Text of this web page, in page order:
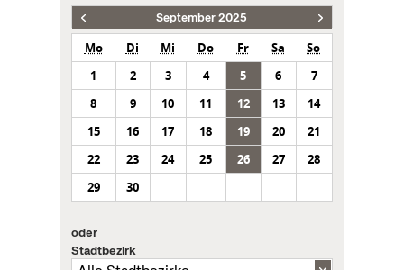
September 2025
Mo Di Mi Do Fr Sa
So
1
2 3 4 5 6
7
8
9 10 11 12 13
14
15
16 17 18 19 20
21
22
23 24 25 26 27
28
29
30
oder
Stadtbezirk